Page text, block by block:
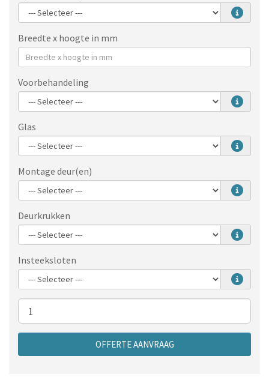
Breedte x hoogte in mm
Voorbehandeling
Glas
Montage deur(en)
Deurkrukken
Insteeksloten
Aantal
OFFERTE AANVRAAG